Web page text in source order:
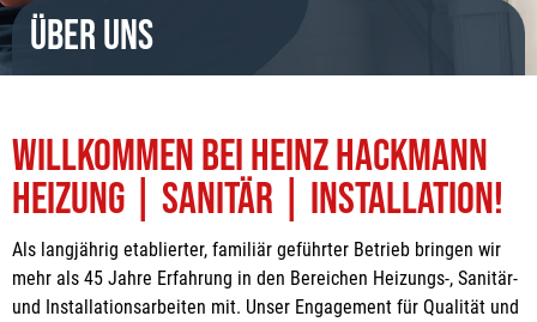
Über uns
Willkommen bei Heinz Hackmann
Heizung | Sanitär | Installation!
Als langjährig etablierter, familiär geführter Betrieb bringen wir
mehr als 45 Jahre Erfahrung in den Bereichen Heizungs-, Sanitär-
und Installationsarbeiten mit. Unser Engagement für Qualität und